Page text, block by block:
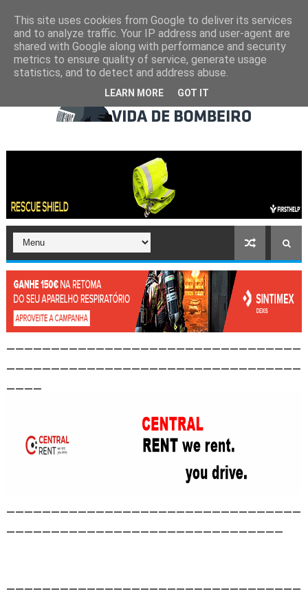
This site uses cookies from Google to deliver its services
and to analyze traffic. Your IP address and user-agent are
shared with Google along with performance and security
metrics to ensure quality of service, generate usage
statistics, and to detect and address abuse.
LEARN MORE GOT IT